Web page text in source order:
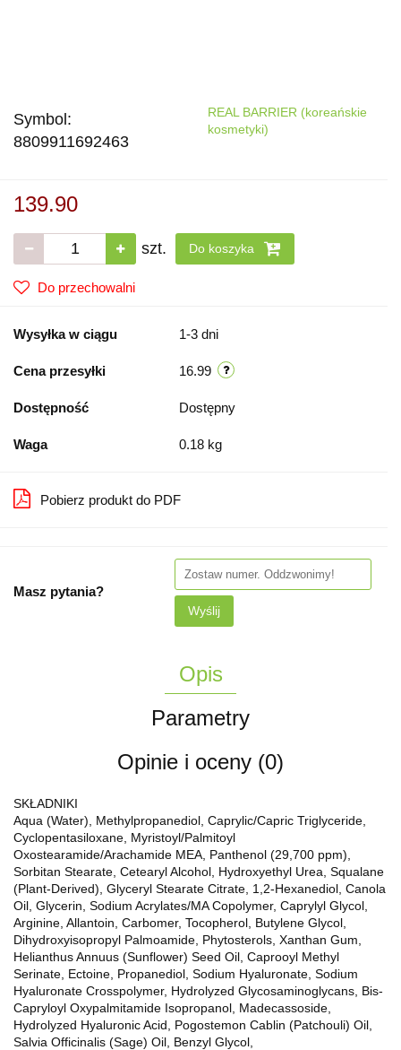
Symbol:
8809911692463
REAL BARRIER (koreańskie
kosmetyki)
139.90
szt. Do koszyka
Do przechowalni
Wysyłka w ciągu 1-3 dni
Cena przesyłki 16.99
Dostępność Dostępny
Waga 0.18 kg
Pobierz produkt do PDF
Masz pytania?
Wyślij
Opis
Parametry
Opinie i oceny (0)
SKŁADNIKI
Aqua (Water), Methylpropanediol, Caprylic/Capric Triglyceride,
Cyclopentasiloxane, Myristoyl/Palmitoyl
Oxostearamide/Arachamide MEA, Panthenol (29,700 ppm),
Sorbitan Stearate, Cetearyl Alcohol, Hydroxyethyl Urea, Squalane
(Plant-Derived), Glyceryl Stearate Citrate, 1,2-Hexanediol, Canola
Oil, Glycerin, Sodium Acrylates/MA Copolymer, Caprylyl Glycol,
Arginine, Allantoin, Carbomer, Tocopherol, Butylene Glycol,
Dihydroxyisopropyl Palmoamide, Phytosterols, Xanthan Gum,
Helianthus Annuus (Sunflower) Seed Oil, Caprooyl Methyl
Serinate, Ectoine, Propanediol, Sodium Hyaluronate, Sodium
Hyaluronate Crosspolymer, Hydrolyzed Glycosaminoglycans, Bis-
Capryloyl Oxypalmitamide Isopropanol, Madecassoside,
Hydrolyzed Hyaluronic Acid, Pogostemon Cablin (Patchouli) Oil,
Salvia Officinalis (Sage) Oil, Benzyl Glycol,